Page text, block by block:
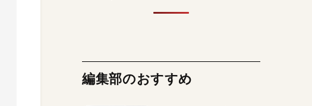
編集部のおすすめ